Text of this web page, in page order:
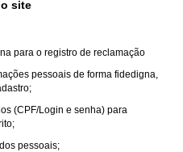
site
para o registro de reclamação
pessoais de forma fidedigna,
(CPF/Login e senha) para
pessoais;